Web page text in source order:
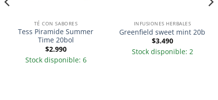
TÉ CON SABORES
Tess Piramide Summer
Time 20bol
$2.990
Stock disponible: 6
INFUSIONES HERBALES
Greenfield sweet mint 20b
$3.490
Stock disponible: 2